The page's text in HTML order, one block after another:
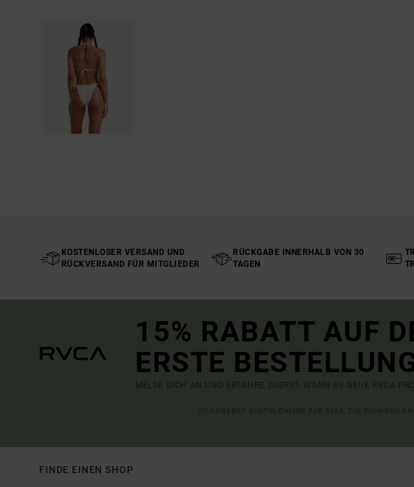
KOSTENLOSER VERSAND UND
RÜCKVERSAND FÜR MITGLIEDER
RÜCKGABE INNERHALB VON 30
TAGEN
15% RABATT AUF
ERSTE
MELDE DICH AN UND ERFAHRE ZUERST, WANN ES NEUE RVCA
FINDE EINEN SHOP